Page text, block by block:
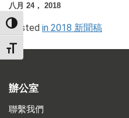
TOGGLE HIGH CONTRAST
TOGGLE FONT SIZE
八月 24， 2018
Posted in 2018 新聞稿
辦公室
聯繫我們